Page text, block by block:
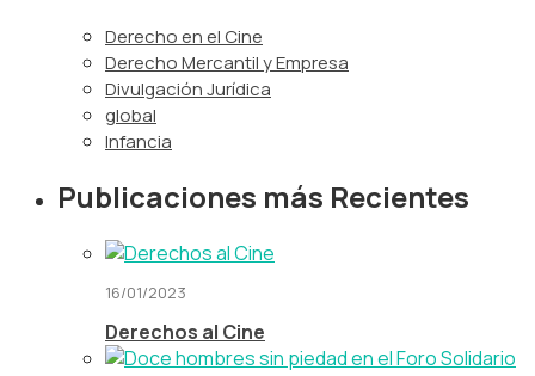
Derecho en el Cine
Derecho Mercantil y Empresa
Divulgación Jurídica
global
Infancia
Publicaciones más Recientes
16/01/2023
Derechos al Cine